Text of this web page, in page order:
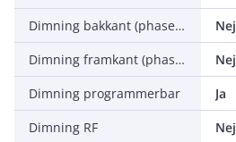
Dimning bakkant (phase cut-off)
Nej
Dimning framkant (phase cut-on)
Nej
Dimning programmerbar
Ja
Dimning RF
Nej